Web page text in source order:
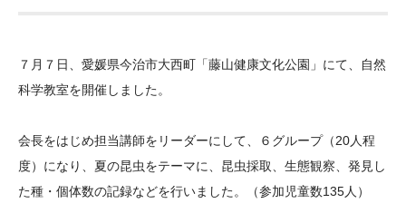
役員・評議員
年報一覧 中谷財団レポート
大学院生奨学金
科学教育振興助成・
次世代理系人材育成プ
基本方針
サイトマップ 中谷財団アーカイブ
日本語 English マイページ
７月７日、愛媛県今治市大西町「藤山健康文化公園」にて、自然
科学教室を開催しました。
会長をはじめ担当講師をリーダーにして、６グループ（20人程
度）になり、夏の昆虫をテーマに、昆虫採取、生態観察、発見し
た種・個体数の記録などを行いました。（参加児童数135人）